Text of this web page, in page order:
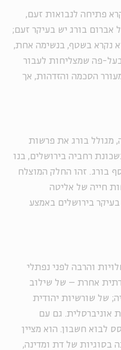
פתיחה לנבואות זעם,
אברום בורג יש בעיקר זעם;
נקרא בשטף, בנשימה אחת,
פה שמצליחות לעבור
הסכמה והזדהות, אך
מגולל בורג את פרשות
רחביה בירושלים, בנו
בורג. זהו החלק המוצלח
חייה של אליטה
בירושלים באמצע
והרבה לפני נפתלי
דתית אחרת – של שילוב
של שורשיות יהודית
אוניברסלית. גם עם
לבוא חשבון. הוא מציין
בסוגיות של דת ומדינה,